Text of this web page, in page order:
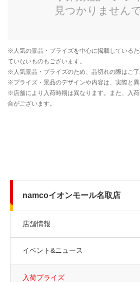
namcoイオンモール名取店
店舗情報
イベント&ニュース
入荷プライズ